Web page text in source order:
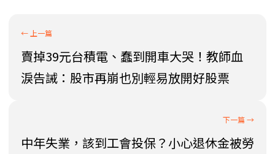
賣掉39元台積電、蠢到開車大哭！教師血
淚告誡：股市再崩也別輕易放開好股票
中年失業，該到工會投保？小心退休金被勞